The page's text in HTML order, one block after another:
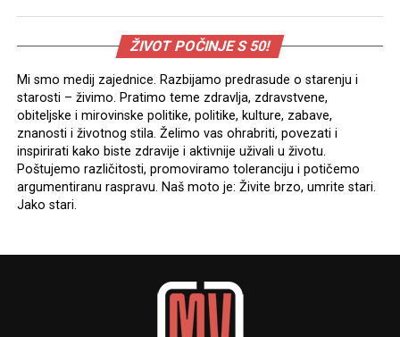
ŽIVOT POČINJE S 50!
Mi smo medij zajednice. Razbijamo predrasude o starenju i
starosti – živimo. Pratimo teme zdravlja, zdravstvene,
obiteljske i mirovinske politike, politike, kulture, zabave,
znanosti i životnog stila. Želimo vas ohrabriti, povezati i
inspirirati kako biste zdravije i aktivnije uživali u životu.
Poštujemo različitosti, promoviramo toleranciju i potičemo
argumentiranu raspravu. Naš moto je: Živite brzo, umrite stari.
Jako stari.